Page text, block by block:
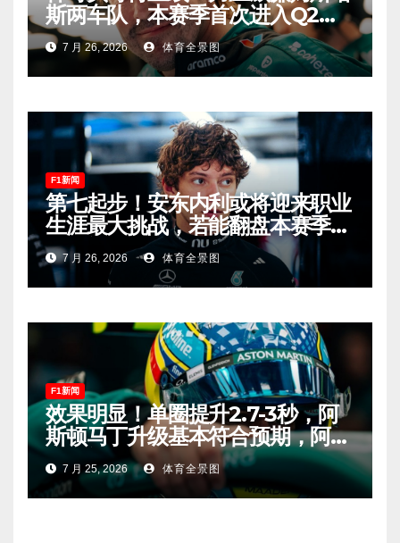
斯两车队，本赛季首次进入Q2，
车迷终于扬眉吐气！
7 月 26, 2026 体育全景图
F1新闻
第七起步！安东内利或将迎来职业
生涯最大挑战，若能翻盘本赛季争
冠有望！
7 月 26, 2026 体育全景图
F1新闻
效果明显！单圈提升2.7-3秒，阿
斯顿马丁升级基本符合预期，阿隆
索有望在匈牙利进入Q2！
7 月 25, 2026 体育全景图